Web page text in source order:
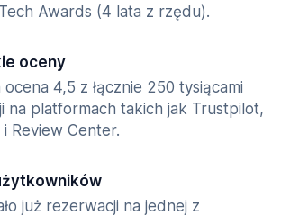
Awards (4 lata z rzędu).
oceny
ocena 4,5 z łącznie 250 tysiącami
na platformach takich jak Trustpilot,
i Review Center.
już rezerwacji na jednej z